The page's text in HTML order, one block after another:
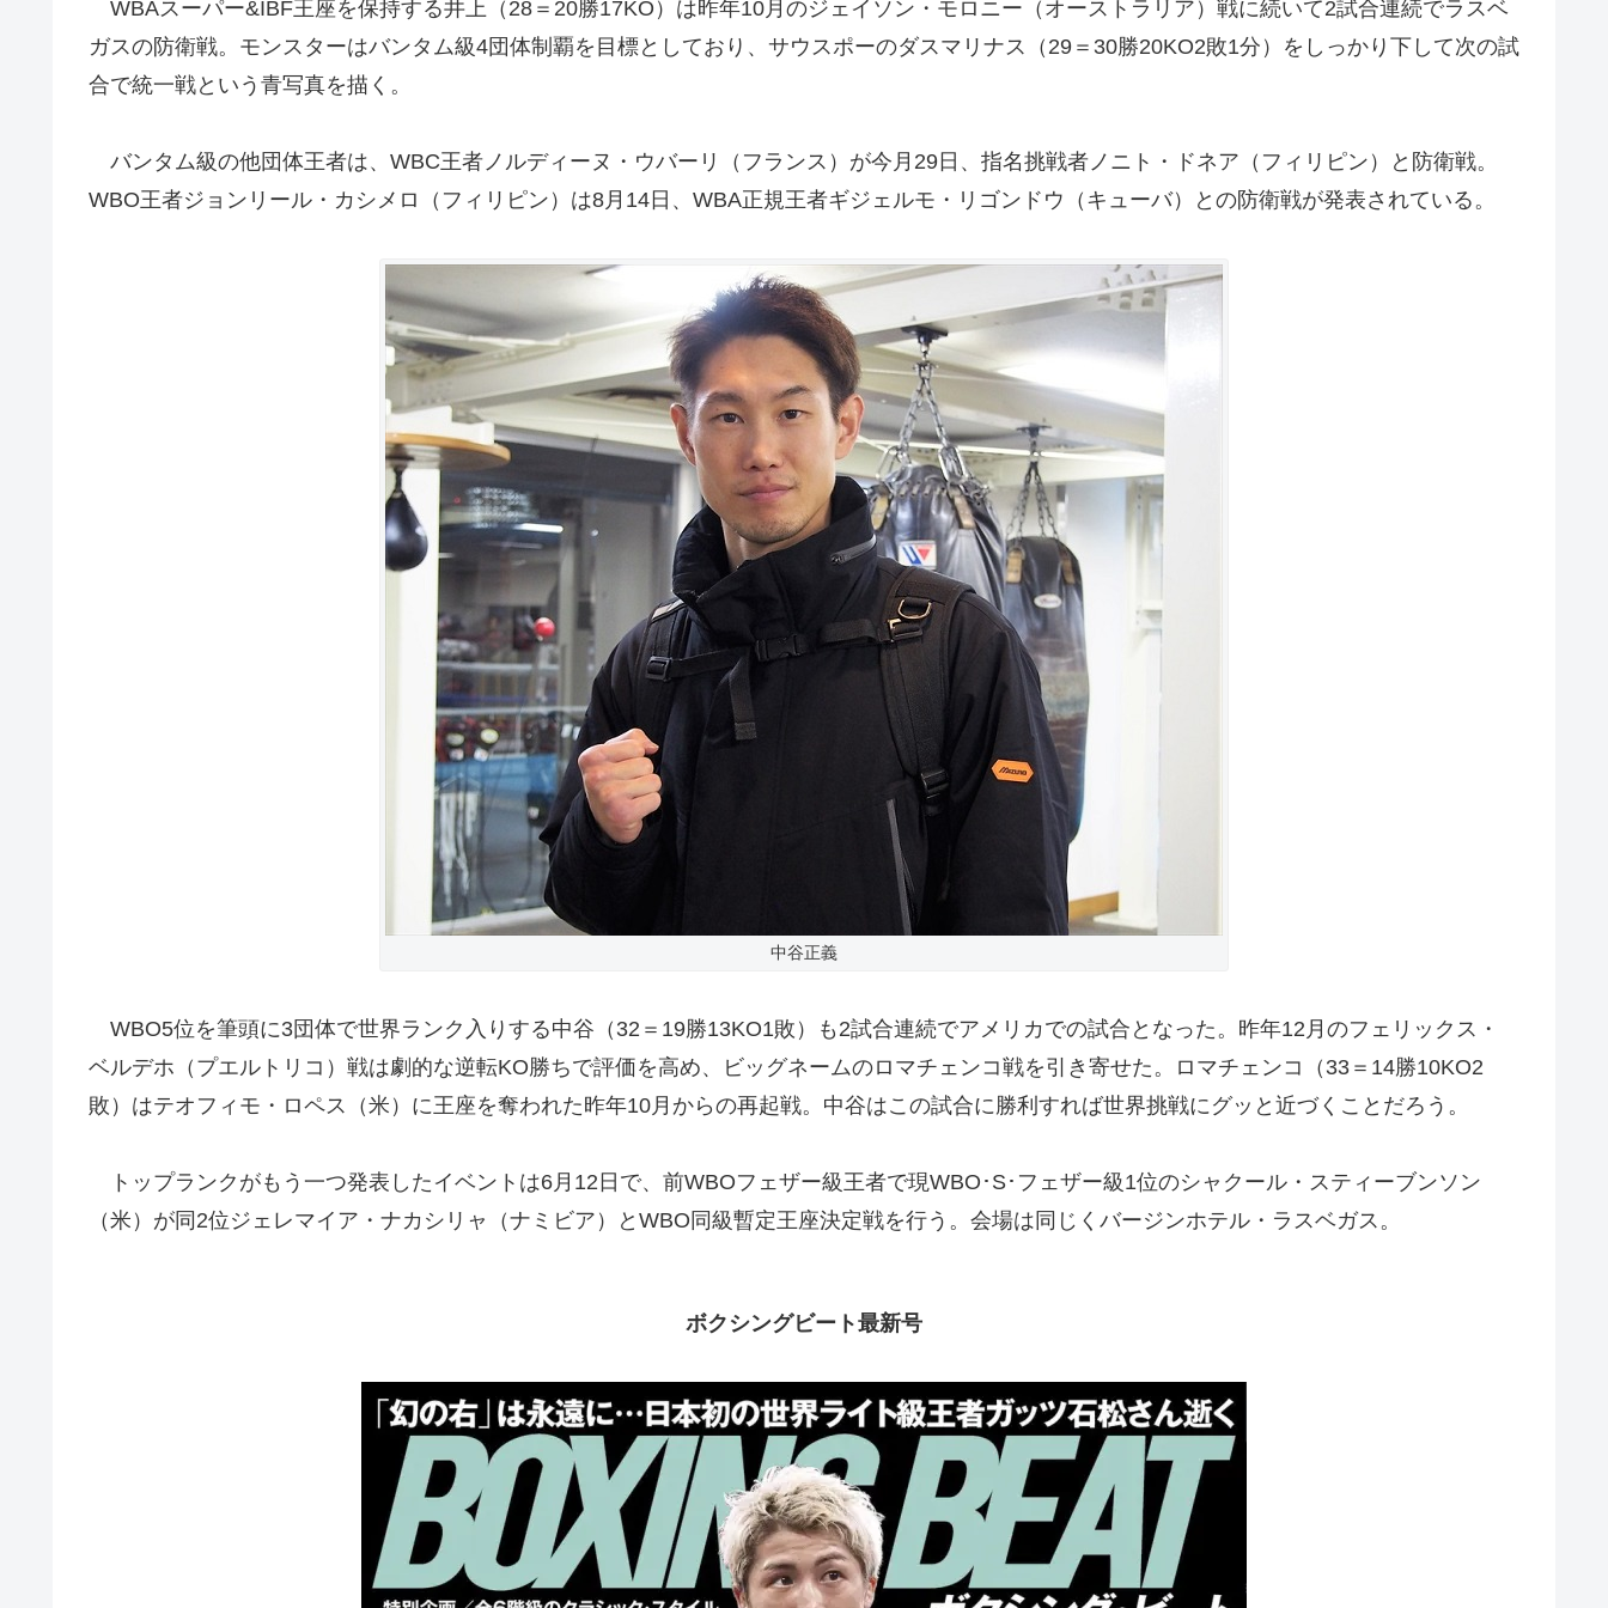
WBAスーパー&IBF王座を保持する井上（28＝20勝17KO）は昨年10月のジェイソン・モロニー（オーストラリア）戦に続いて2試合連続でラスベ
ガスの防衛戦。モンスターはバンタム級4団体制覇を目標としており、サウスポーのダスマリナス（29＝30勝20KO2敗1分）をしっかり下して次の試
合で統一戦という青写真を描く。
バンタム級の他団体王者は、WBC王者ノルディーヌ・ウバーリ（フランス）が今月29日、指名挑戦者ノニト・ドネア（フィリピン）と防衛戦。
WBO王者ジョンリール・カシメロ（フィリピン）は8月14日、WBA正規王者ギジェルモ・リゴンドウ（キューバ）との防衛戦が発表されている。
中谷正義
WBO5位を筆頭に3団体で世界ランク入りする中谷（32＝19勝13KO1敗）も2試合連続でアメリカでの試合となった。昨年12月のフェリックス・
ベルデホ（プエルトリコ）戦は劇的な逆転KO勝ちで評価を高め、ビッグネームのロマチェンコ戦を引き寄せた。ロマチェンコ（33＝14勝10KO2
敗）はテオフィモ・ロペス（米）に王座を奪われた昨年10月からの再起戦。中谷はこの試合に勝利すれば世界挑戦にグッと近づくことだろう。
トップランクがもう一つ発表したイベントは6月12日で、前WBOフェザー級王者で現WBO･S･フェザー級1位のシャクール・スティーブンソン
（米）が同2位ジェレマイア・ナカシリャ（ナミビア）とWBO同級暫定王座決定戦を行う。会場は同じくバージンホテル・ラスベガス。
ボクシングビート最新号